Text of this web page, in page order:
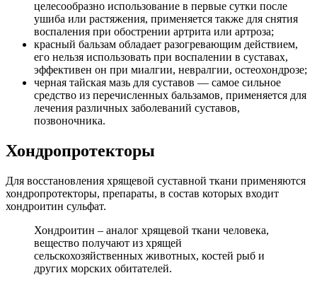
целесообразно использование в первые сутки после
ушиба или растяжения, применяется также для снятия
воспаления при обострении артрита или артроза;
красный бальзам обладает разогревающим действием,
его нельзя использовать при воспалении в суставах,
эффективен он при миалгии, невралгии, остеохондрозе;
черная тайская мазь для суставов — самое сильное
средство из перечисленных бальзамов, применяется для
лечения различных заболеваний суставов,
позвоночника.
Хондропротекторы
Для восстановления хрящевой суставной ткани применяются
хондропротекторы, препараты, в состав которых входит
хондроитин сульфат.
Хондроитин – аналог хрящевой ткани человека,
вещество получают из хрящей
сельскохозяйственных животных, костей рыб и
других морских обитателей.